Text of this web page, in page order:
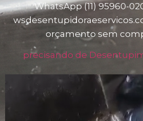
WhatsApp (11) 95960-
orçamento sem
precisando de